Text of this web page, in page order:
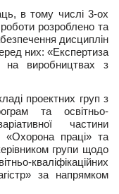
в тому числі 3-ох
розроблено та
дисциплін
них: «Експертиза
на виробництвах з
проектних груп з
та освітньо-
частини
«Охорона праці» та
групи щодо
кваліфікаційних
за напрямком